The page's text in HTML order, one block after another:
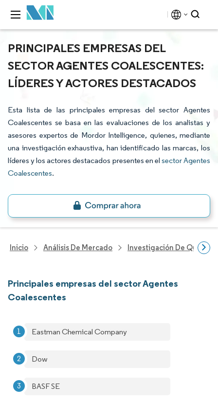
PRINCIPALES EMPRESAS DEL
SECTOR AGENTES COALESCENTES:
LÍDERES Y ACTORES DESTACADOS
Esta lista de las principales empresas del sector Agentes
Coalescentes se basa en las evaluaciones de los analistas y
asesores expertos de Mordor Intelligence, quienes, mediante
una investigación exhaustiva, han identificado las marcas, los
líderes y los actores destacados presentes en el sector Agentes
Coalescentes.
Inicio Análisis De Mercado Investigación De
Principales empresas del sector Agentes
Coalescentes
Eastman Chemical Company
Dow
BASF SE